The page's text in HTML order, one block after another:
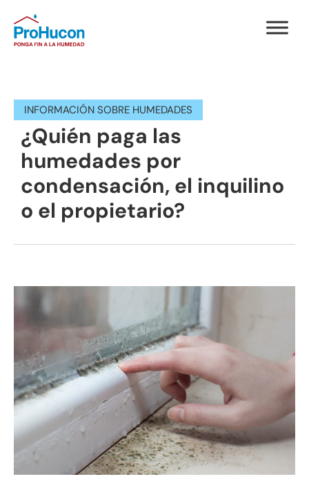
INFORMACIÓN SOBRE HUMEDADES
¿Quién paga las
humedades por
condensación, el inquilino
o el propietario?